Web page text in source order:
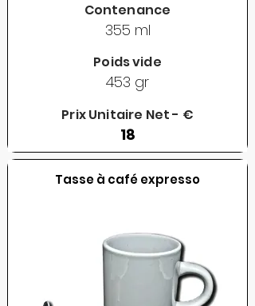
Contenance
355 ml
Poids vide
453 gr
Prix Unitaire Net - €
18
Tasse à café expresso